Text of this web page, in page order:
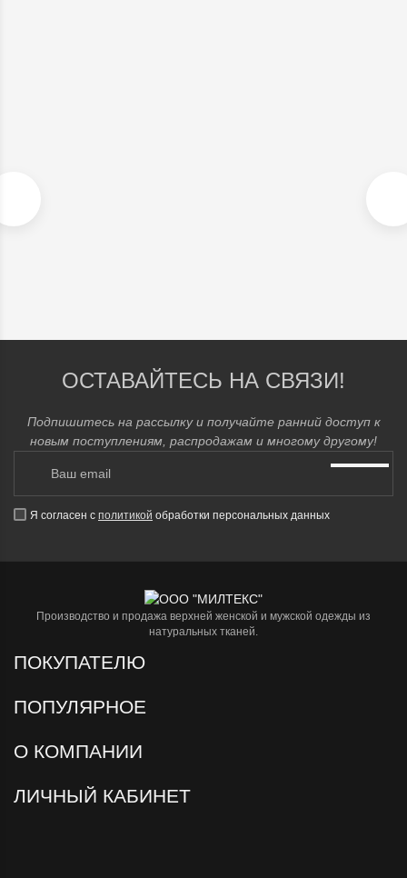
ОСТАВАЙТЕСЬ НА СВЯЗИ!
Подпишитесь на рассылку и получайте ранний доступ к
новым поступлениям, распродажам и многому другому!
Я согласен с политикой обработки персональных данных
Производство и продажа верхней женской и мужской одежды из
натуральных тканей.
ПОКУПАТЕЛЮ
ПОПУЛЯРНОЕ
О КОМПАНИИ
ЛИЧНЫЙ КАБИНЕТ